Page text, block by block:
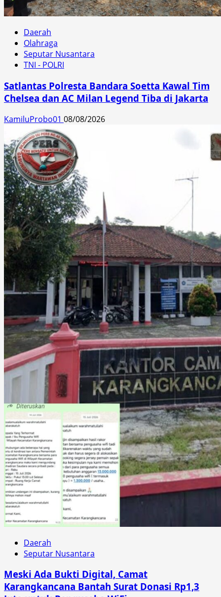
Daerah
Olahraga
Seputar Nusantara
TNI - POLRI
Satlantas Polresta Bandara Soetta Kawal Tim
Chelsea dan AC Milan Legend Tiba di Jakarta
KamiluProbo01 08/08/2026
Daerah
Seputar Nusantara
Meski Ada Bukti Digital, Camat
Karangkancana Bantah Surat Donasi Rp1,3